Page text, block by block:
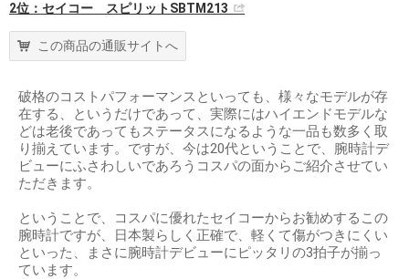
2位：セイコー スピリットSBTM213
この商品の通販サイトへ
破格のコストパフォーマンスといっても、様々なモデルが存
在する、というだけであって、実際にはハイエンドモデルな
どは老後であってもステータスになるような一品も数多く取
り揃えています。ですが、今は20代ということで、腕時計デ
ビューにふさわしいであろうコスパの面からご紹介させてい
ただきます。
ということで、コスパに優れたセイコーからお勧めするこの
腕時計ですが、日本製らしく正確で、軽くて傷がつきにくい
といった、まさに腕時計デビューにピッタリの3拍子が揃っ
ています。